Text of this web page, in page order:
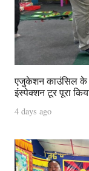
एजुकेशन काउंसिल के
इंस्पेक्शन टूर पूरा
4 days ago